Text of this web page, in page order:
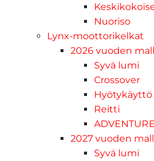
Nuoriso
Lynx-moottorikelkat
2026 vuoden
Syvä lumi
Crossover
Hyötykäyttö
Reitti
2027 vuoden
Syvä lumi